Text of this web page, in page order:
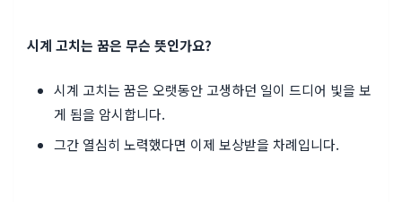
시계 고치는 꿈은 무슨 뜻인가요?
시계 고치는 꿈은 오랫동안 고생하던 일이 드디어 빛을 보
게 됨을 암시합니다.
그간 열심히 노력했다면 이제 보상받을 차례입니다.